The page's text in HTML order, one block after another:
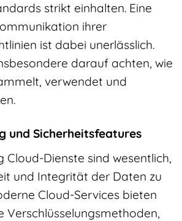
strikt einhalten. Eine
ihrer
ist dabei unerlässlich.
darauf achten, wie
verwendet und
und Sicherheitsfeatures
Cloud-Dienste sind wesentlich,
und Integrität der Daten zu
Cloud-Services bieten
Verschlüsselungsmethoden,